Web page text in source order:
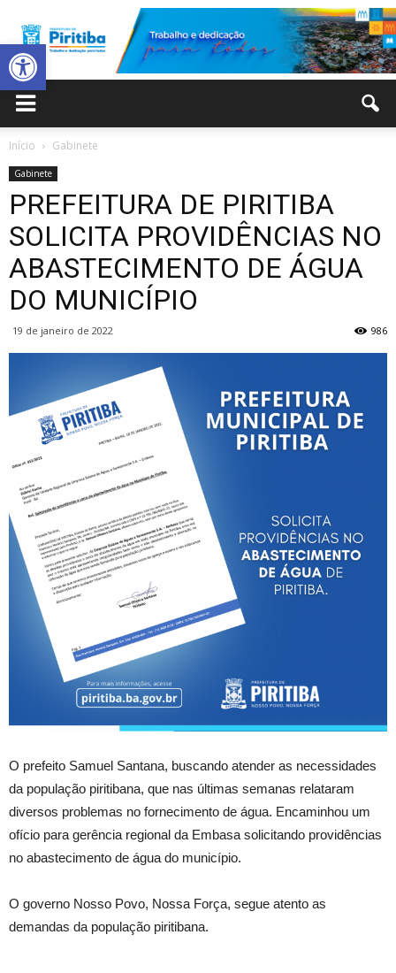
Abrir a barra de ferramentas
Municipal
de
Piritiba
Início Gabinete
Gabinete
PREFEITURA DE PIRITIBA
SOLICITA PROVIDÊNCIAS NO
ABASTECIMENTO DE ÁGUA
DO MUNICÍPIO
19 de janeiro de 2022 986
O prefeito Samuel Santana, buscando atender as necessidades
da população piritibana, que nas últimas semanas relataram
diversos problemas no fornecimento de água. Encaminhou um
ofício para gerência regional da Embasa solicitando providências
no abastecimento de água do município.
O governo Nosso Povo, Nossa Força, segue atento as
demandas da população piritibana.